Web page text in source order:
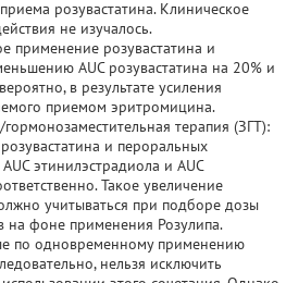
розувастатина. Клиническое
не изучалось.
применение розувастатина и
AUC розувастатина на 20% и
в результате усиления
приемом эритромицина.
терапия (ЗГТ):
и пероральных
этинилэстрадиола и AUC
Такое увеличение
учитываться при подборе дозы
на фоне применения Розулипа.
по одновременному применению
нельзя исключить